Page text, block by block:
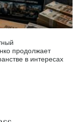
продолжает
в интересах